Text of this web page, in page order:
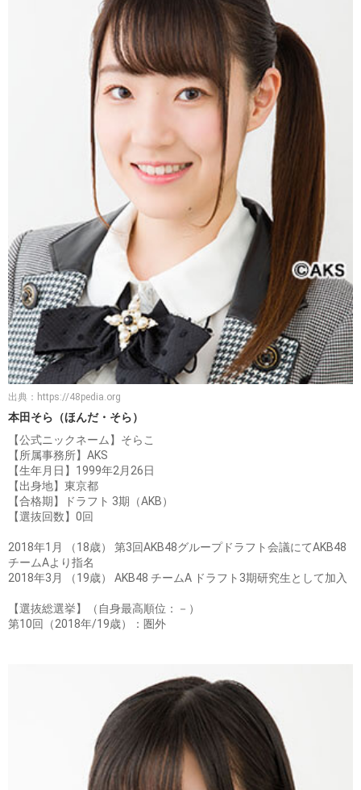
出典： https://48pedia.org
本田そら（ほんだ・そら）
【公式ニックネーム】そらこ
【所属事務所】AKS
【生年月日】1999年2月26日
【出身地】東京都
【合格期】ドラフト 3期（AKB）
【選抜回数】0回
2018年1月 （18歳） 第3回AKB48グループドラフト会議にてAKB48
チームAより指名
2018年3月 （19歳） AKB48 チームA ドラフト3期研究生として加入
【選抜総選挙】（自身最高順位：－）
第10回（2018年/19歳）：圏外